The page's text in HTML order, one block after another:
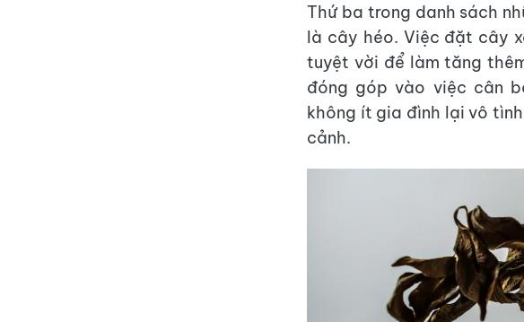
Thứ ba trong danh sách
là cây héo. Việc đặt cây
tuyệt vời để làm tăng
đóng góp vào việc cân
không ít gia đình lại vô
cảnh.